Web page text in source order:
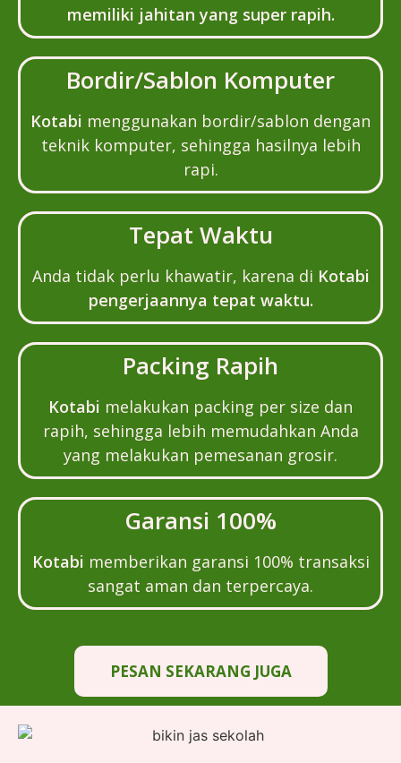
memiliki jahitan yang super rapih.
Bordir/Sablon Komputer
Kotabi menggunakan bordir/sablon dengan
teknik komputer, sehingga hasilnya lebih
rapi.
Tepat Waktu
Anda tidak perlu khawatir, karena di Kotabi
pengerjaannya tepat waktu.
Packing Rapih
Kotabi melakukan packing per size dan
rapih, sehingga lebih memudahkan Anda
yang melakukan pemesanan grosir.
Garansi 100%
Kotabi memberikan garansi 100% transaksi
sangat aman dan terpercaya.
PESAN SEKARANG JUGA